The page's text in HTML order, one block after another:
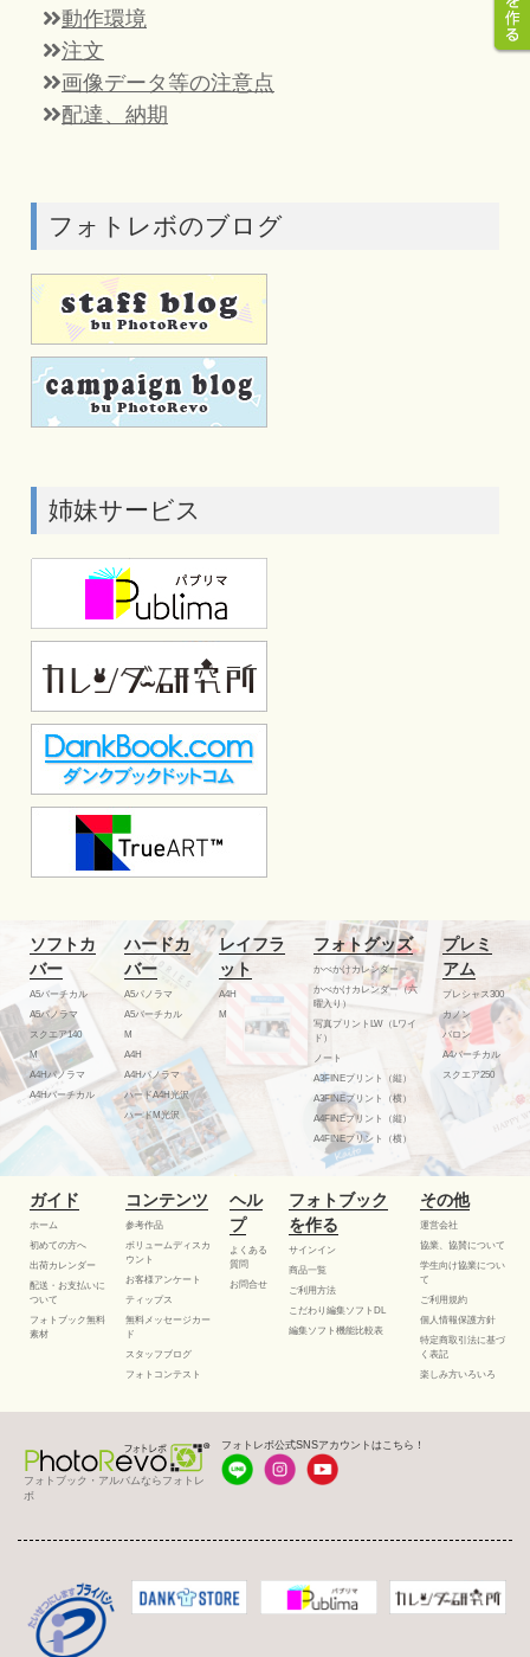
動作環境
注文
画像データ等の注意点
配達、納期
フォトレボのブログ
姉妹サービス
ソフトカ
バー
A5バーチカル
A5パノラマ
スクエア140
M
A4Hパノラマ
A4Hバーチカル
ハードカ
バー
A5パノラマ
A5バーチカル
M
A4H
A4Hパノラマ
ハードA4H光沢
ハードM光沢
レイフラ
ット
A4H
M
フォトグッズ
かべかけカレンダー
かべかけカレンダー（六
曜入り）
写真プリントLW（Lワイ
ド）
ノート
A3FINEプリント（縦）
A3FINEプリント（横）
A4FINEプリント（縦）
A4FINEプリント（横）
プレミ
アム
プレシャス300
カノン
バロン
A4バーチカル
スクエア250
ガイド
ホーム
初めての方へ
出荷カレンダー
配送・お支払いに
ついて
フォトブック無料
素材
コンテンツ
参考作品
ボリュームディスカ
ウント
お客様アンケート
ティップス
無料メッセージカー
ド
スタッフブログ
フォトコンテスト
ヘル
プ
よくある
質問
お問合せ
フォトブック
を作る
サインイン
商品一覧
ご利用方法
こだわり編集ソフトDL
編集ソフト機能比較表
その他
運営会社
協業、協賛について
学生向け協業につい
て
ご利用規約
個人情報保護方針
特定商取引法に基づ
く表記
楽しみ方いろいろ
フォトブック・アルバムならフォトレ
ボ
フォトレボ公式SNSアカウントはこちら！